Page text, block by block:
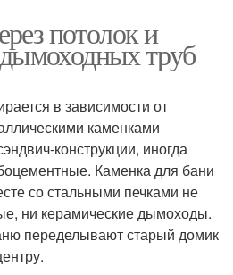
потолок и
труб
в зависимости от
каменками
конструкции, иногда
Каменка для бани
со стальными печками не
ни керамические дымоходы.
переделывают старый домик